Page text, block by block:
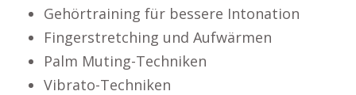
Gehörtraining für bessere Intonation
Fingerstretching und Aufwärmen
Palm Muting-Techniken
Vibrato-Techniken